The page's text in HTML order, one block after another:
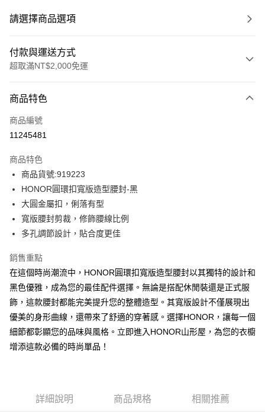
請選擇商品選項
付款與運送方式
超取滿NT$2,000免運
信用卡一次付款
超商取貨付款
Apple Pay
街口支付
悠遊付
Google Pay
ATM付款
運送方式
全家取貨付款 -訂單滿 $2000 元即享免運服務，未滿則另收
$80 元物流費用。
每筆NT$80，滿NT$2,000(含以上)免運費
商品特色
商品編號
11245481
商品特色
商品貨號:919223
HONOR圓環扣寬版造型腰封-黑
大圓金屬扣，俐落有型
寬版腰封剪裁，修飾腰線比例
多孔調節設計，貼合度更佳
銷售重點
在這個時尚潮流中，HONOR圓環扣寬版造型腰封以其獨特的設計和
黑色優雅，成為您的最佳配件選擇。無論是搭配休閒裝還是正式服
飾，這款腰封都能完美提升您的整體造型。其寬版設計不僅展現出
優美的身形曲線，還帶來了舒適的穿著感。選擇HONOR，讓每一個
細節都彰顯您的品味與風格。立即進入HONOR山形屋，為您的衣櫥
增添這款必備的時尚單品！
詳細說明 商品規格 相關推薦